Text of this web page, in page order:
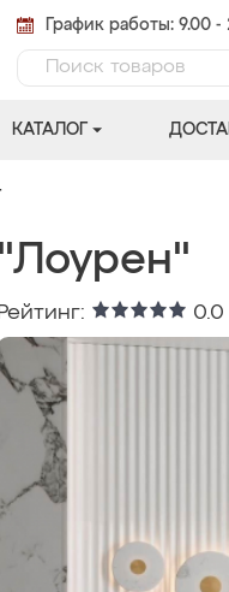
График работы: 9.00 -
КАТАЛОГ
"Лоурен"
Рейтинг: 0.0